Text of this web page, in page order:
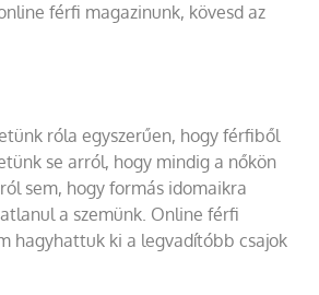
férfi magazinunk, kövesd az
róla egyszerűen, hogy férfiből
se arról, hogy mindig a nőkön
sem, hogy formás idomaikra
a szemünk. Online férfi
hagyhattuk ki a legvadítóbb csajok